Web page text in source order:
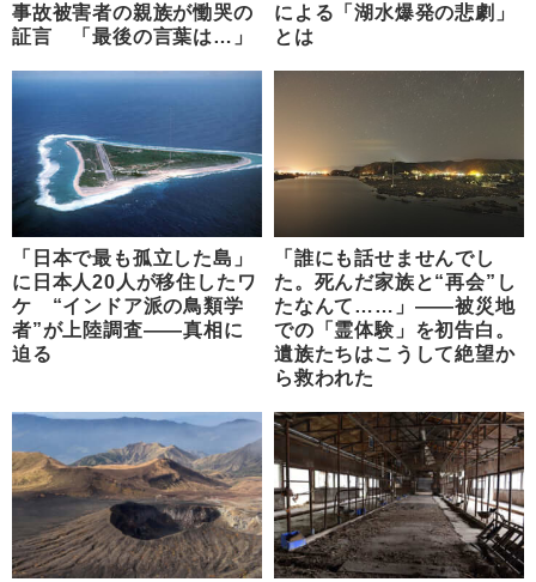
事故被害者の親族が慟哭の
証言 「最後の言葉は…」
による「湖水爆発の悲劇」
とは
「日本で最も孤立した島」
に日本人20人が移住したワ
ケ “インドア派の鳥類学
者”が上陸調査――真相に
迫る
「誰にも話せませんでし
た。死んだ家族と“再会”し
たなんて……」――被災地
での「霊体験」を初告白。
遺族たちはこうして絶望か
ら救われた